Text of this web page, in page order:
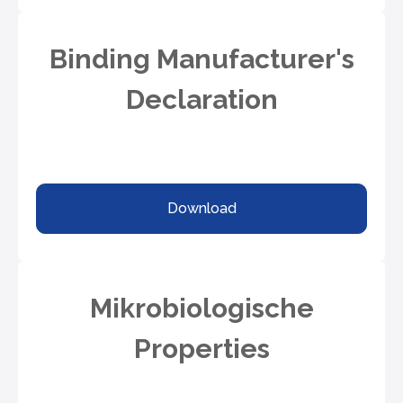
Binding Manufacturer's
Declaration
Download
Mikrobiologische
Properties